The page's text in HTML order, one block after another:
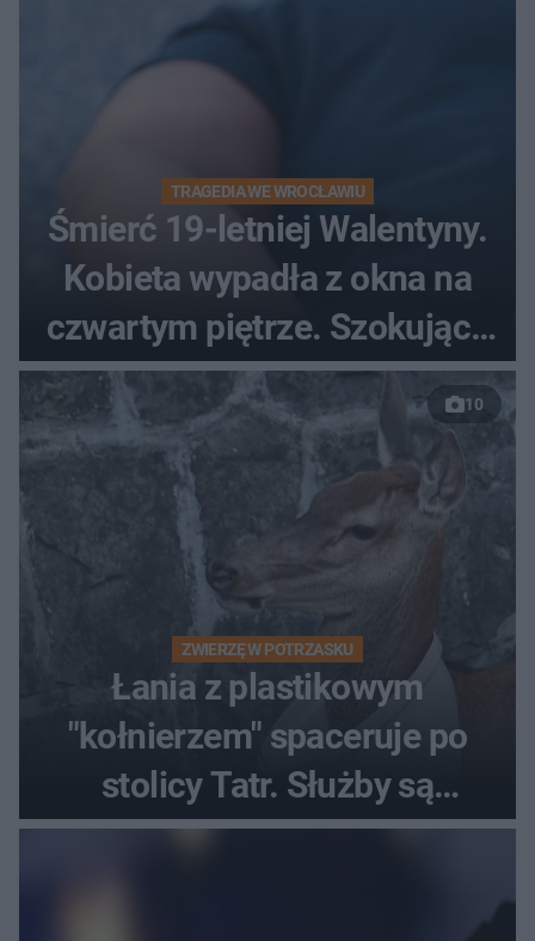
TRAGEDIA WE WROCŁAWIU
Śmierć 19-letniej Walentyny.
Kobieta wypadła z okna na
czwartym piętrze. Szokujące
nagranie trafiło do sieci
10
ZWIERZĘ W POTRZASKU
Łania z plastikowym
"kołnierzem" spaceruje po
stolicy Tatr. Służby są
bezradne